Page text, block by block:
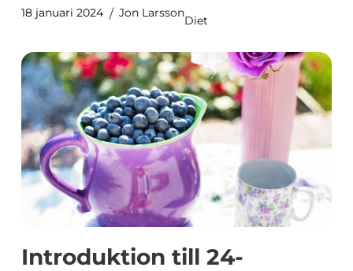
18 januari 2024 Jon Larsson
Diet
Introduktion till 24-